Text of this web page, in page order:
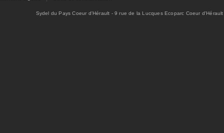
Sydel du Pays Coeur d'Hérault - 9 rue de la Lucques Ecoparc Coeur